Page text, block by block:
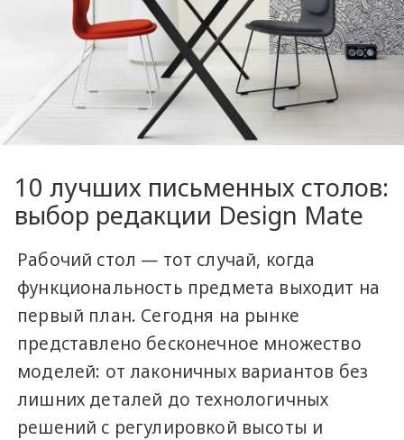
10 лучших письменных столов:
выбор редакции Design Mate
Рабочий стол — тот случай, когда
функциональность предмета выходит на
первый план. Сегодня на рынке
представлено бесконечное множество
моделей: от лаконичных вариантов без
лишних деталей до технологичных
решений с регулировкой высоты и